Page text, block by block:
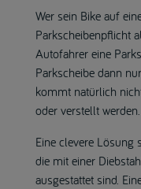
Wer sein Bike auf
Parkscheibenpflicht
Autofahrer eine
Parkscheibe dann
kommt natürlich
oder verstellt werden.
Eine clevere Lösung
die mit einer
ausgestattet sind.